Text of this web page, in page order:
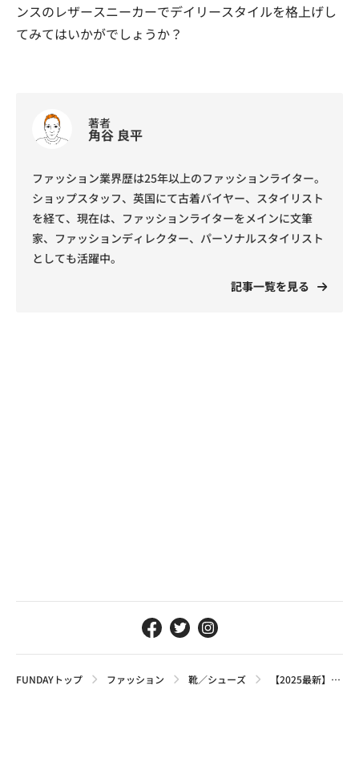
ンスのレザースニーカーでデイリースタイルを格上げし
てみてはいかがでしょうか？
著者
角谷 良平
ファッション業界歴は25年以上のファッションライター。
ショップスタッフ、英国にて古着バイヤー、スタイリスト
を経て、現在は、ファッションライターをメインに文筆
家、ファッションディレクター、パーソナルスタイリスト
としても活躍中。
記事一覧を見る
FUNDAYトップ ファッション 靴／シューズ 【2025最新】ニューバランスのレザースニーカー5選！アイテムの魅力や選び方を解説